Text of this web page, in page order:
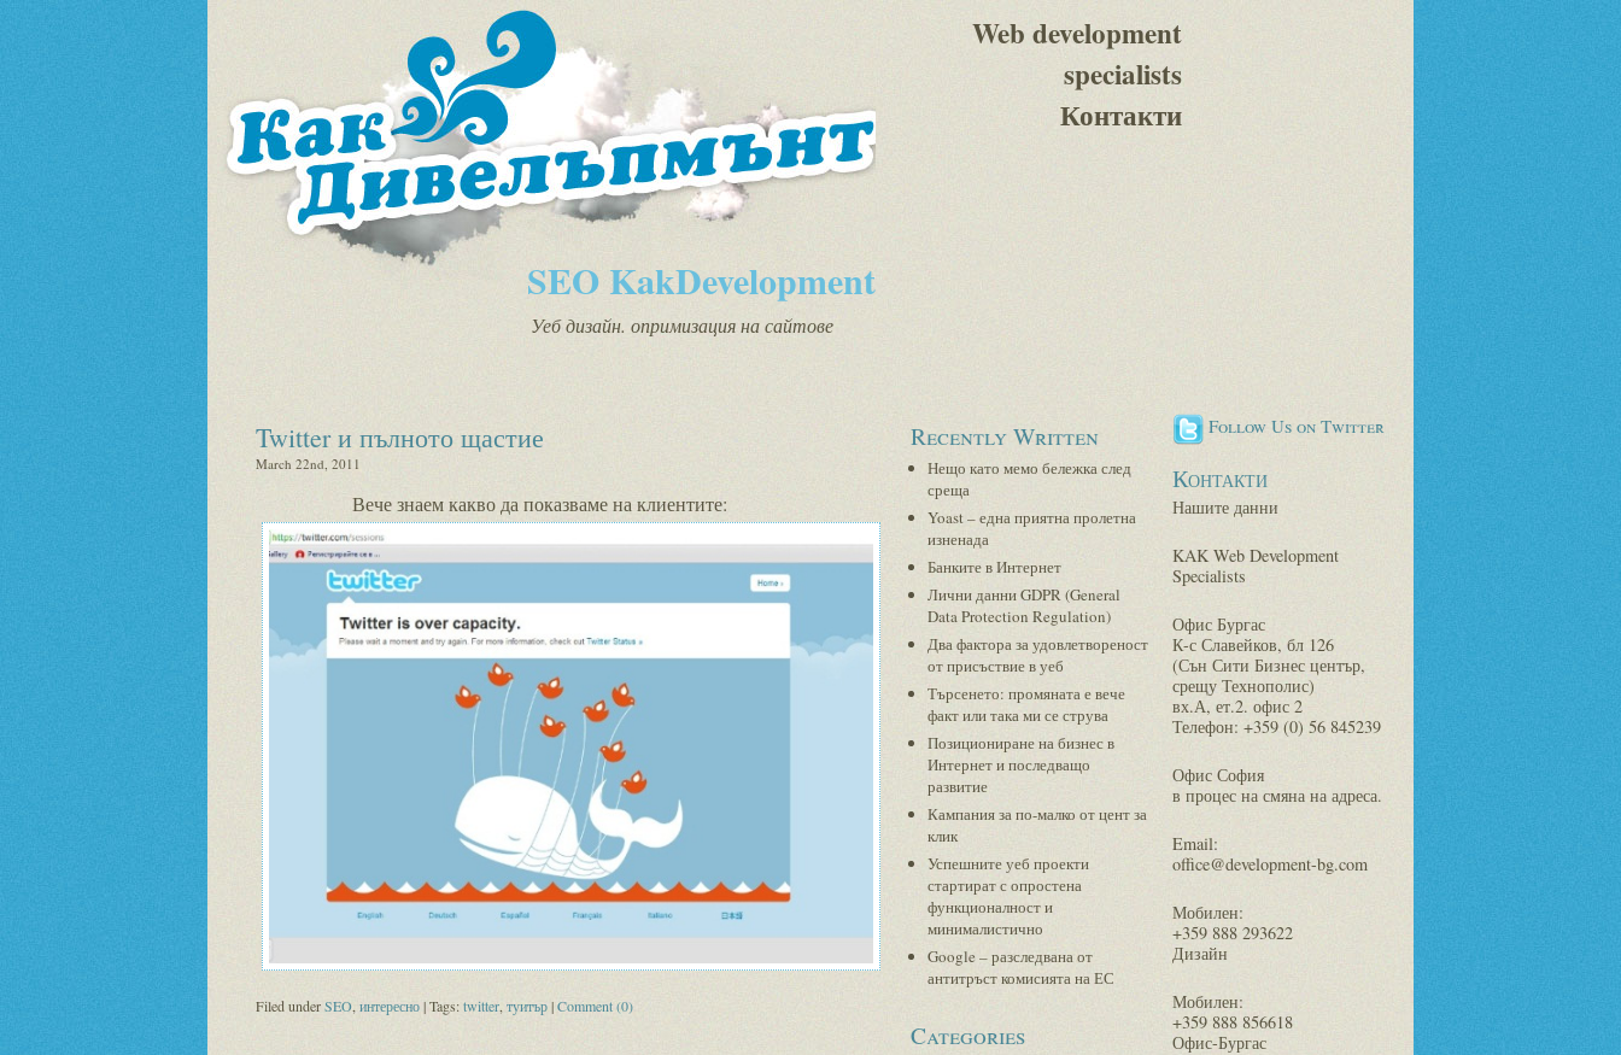
SEO KakDevelopment
Уеб дизайн. опримизация на сайтове
Web development
specialists
Контакти
Twitter и пълното щастие
March 22nd, 2011
Вече знаем какво да показваме на клиентите:
Filed underSEO, интересно| Tags:twitter, туитър|Comment (0)
Recently Written
Нещо като мемо бележка след
среща
Yoast – една приятна пролетна
изненада
Банките в Интернет
Лични данни GDPR (General
Data Protection Regulation)
Два фактора за удовлетвореност
от присъствие в уеб
Търсенето: промяната е вече
факт или така ми се струва
Позициониране на бизнес в
Интернет и последващо
развитие
Кампания за по-малко от цент за
клик
Успешните уеб проекти
стартират с опростена
функционалност и
минималистично
Google – разследвана от
антитръст комисията на ЕС
Categories
Follow Us on Twitter
Контакти
Нашите данни
KAK Web Development
Specialists
Офис Бургас
К-с Славейков, бл 126
(Сън Сити Бизнес център,
срещу Технополис)
вх.А, ет.2. офис 2
Телефон: +359 (0) 56 845239
Офис София
в процес на смяна на адреса.
Email:
office@development-bg.com
Мобилен:
+359 888 293622
Дизайн
Мобилен:
+359 888 856618
Офис-Бургас